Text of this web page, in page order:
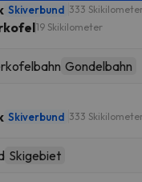
Skiverbund 333
19 Skikilometer
Gondelbahn
Skiverbund 333
Skigebiet